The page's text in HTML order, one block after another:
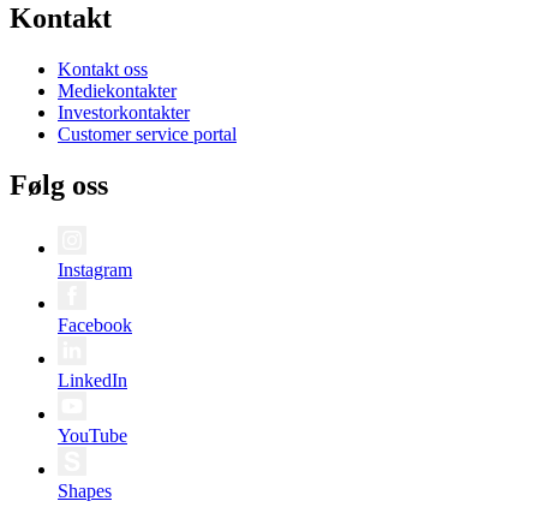
Kontakt
Kontakt oss
Mediekontakter
Investorkontakter
Customer service portal
Følg oss
Instagram
Facebook
LinkedIn
YouTube
Shapes